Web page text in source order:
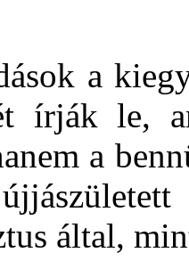
a
írják le,
a
által,